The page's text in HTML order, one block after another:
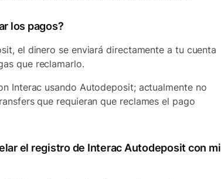
los pagos?
el dinero se enviará directamente a tu cuenta
que reclamarlo.
Interac usando Autodeposit; actualmente no
que requieran que reclames el pago
el registro de Interac Autodeposit con mi